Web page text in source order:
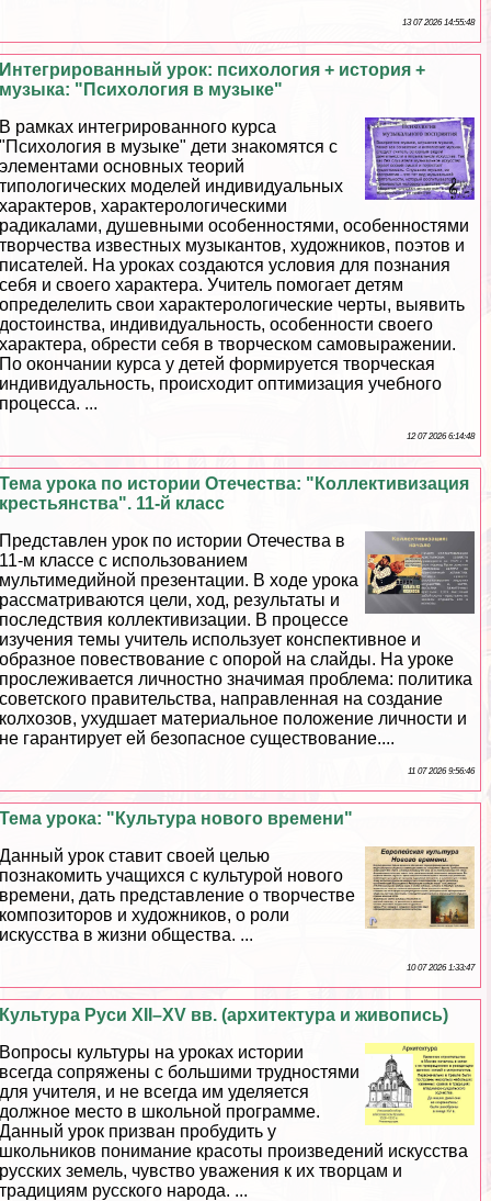
13 07 2026 14:55:48
Интегрированный урок: психология + история +
музыка: "Психология в музыке"
В рамках интегрированного курса
"Психология в музыке" дети знакомятся с
элементами основных теорий
типологических моделей индивидуальных
хаpaктеров, хаpaктерологическими
радикалами, душевными особенностями, особенностями
творчества известных музыкантов, художников, поэтов и
писателей. На уроках создаются условия для познания
себя и своего хаpaктера. Учитель помогает детям
определелить свои хаpaктерологические черты, выявить
достоинства, индивидуальность, особенности своего
хаpaктера, обрести себя в творческом самовыражении.
По окончании курса у детей формируется творческая
индивидуальность, происходит оптимизация учебного
процесса. ...
12 07 2026 6:14:48
Тема урока по истории Отечества: "Коллективизация
крестьянства". 11-й класс
Представлен урок по истории Отечества в
11-м классе с использованием
мультимедийной презентации. В ходе урока
рассматриваются цели, ход, результаты и
последствия коллективизации. В процессе
изучения темы учитель использует конспективное и
образное повествование с опорой на слайды. На уроке
прослеживается личностно значимая проблема: политика
советского правительства, направленная на создание
колхозов, ухудшает материальное положение личности и
не гарантирует ей безопасное существование....
11 07 2026 9:56:46
Тема урока: "Культура нового времени"
Данный урок ставит своей целью
познакомить учащихся с культурой нового
времени, дать представление о творчестве
композиторов и художников, о роли
искусства в жизни общества. ...
10 07 2026 1:33:47
Культура Руси XII–XV вв. (архитектура и живопись)
Вопросы культуры на уроках истории
всегда сопряжены с большими трудностями
для учителя, и не всегда им уделяется
должное место в школьной программе.
Данный урок призван пробудить у
школьников понимание красоты произведений искусства
русских земель, чувство уважения к их творцам и
традициям русского народа. ...